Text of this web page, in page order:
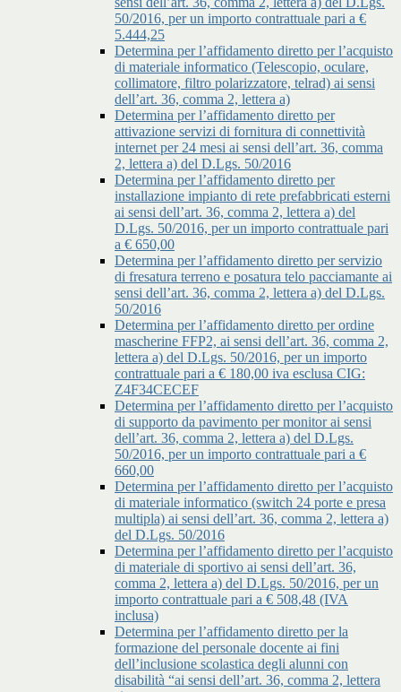
50/2016, per un importo contrattuale pari a €
5.444,25
Determina per l’affidamento diretto per l’acquisto
di materiale informatico (Telescopio, oculare,
collimatore, filtro polarizzatore, telrad) ai sensi
dell’art. 36, comma 2, lettera a)
Determina per l’affidamento diretto per
attivazione servizi di fornitura di connettività
internet per 24 mesi ai sensi dell’art. 36, comma
2, lettera a) del D.Lgs. 50/2016
Determina per l’affidamento diretto per
installazione impianto di rete prefabbricati esterni
ai sensi dell’art. 36, comma 2, lettera a) del
D.Lgs. 50/2016, per un importo contrattuale pari
a € 650,00
Determina per l’affidamento diretto per servizio
di fresatura terreno e posatura telo pacciamante ai
sensi dell’art. 36, comma 2, lettera a) del D.Lgs.
50/2016
Determina per l’affidamento diretto per ordine
mascherine FFP2, ai sensi dell’art. 36, comma 2,
lettera a) del D.Lgs. 50/2016, per un importo
contrattuale pari a € 180,00 iva esclusa CIG:
Z4F34CECEF
Determina per l’affidamento diretto per l’acquisto
di supporto da pavimento per monitor ai sensi
dell’art. 36, comma 2, lettera a) del D.Lgs.
50/2016, per un importo contrattuale pari a €
660,00
Determina per l’affidamento diretto per l’acquisto
di materiale informatico (switch 24 porte e presa
multipla) ai sensi dell’art. 36, comma 2, lettera a)
del D.Lgs. 50/2016
Determina per l’affidamento diretto per l’acquisto
di materiale di sportivo ai sensi dell’art. 36,
comma 2, lettera a) del D.Lgs. 50/2016, per un
importo contrattuale pari a € 508,48 (IVA
inclusa)
Determina per l’affidamento diretto per la
formazione del personale docente ai fini
dell’inclusione scolastica degli alunni con
disabilità “ai sensi dell’art. 36, comma 2, lettera